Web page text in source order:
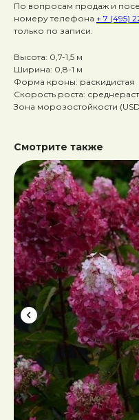
По вопросам продаж и
номеру телефона + 7 (495)
только по записи.
Высота: 0,7-1,5 м
Ширина: 0,8-1 м
Форма кроны: раскидистая
Скорость роста:
Зона морозостойкости
Смотрите также